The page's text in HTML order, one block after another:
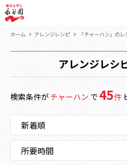
ホーム アレンジレシピ 「チャーハン」のレ
アレンジレシ
検索条件がチャーハン で45件